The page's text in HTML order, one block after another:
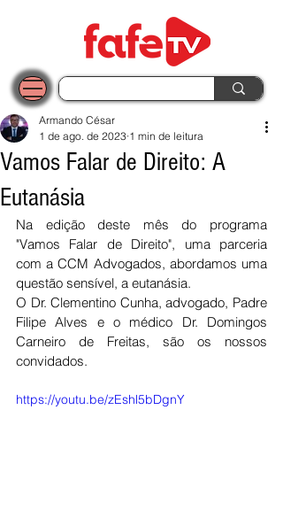
Vamos Falar de Direito: A
Eutanásia
Armando César
1 de ago. de 2023 1 min de leitura
Na edição deste mês do programa
"Vamos Falar de Direito", uma parceria
com a CCM Advogados, abordamos uma
questão sensível, a eutanásia.
O Dr. Clementino Cunha, advogado, Padre
Filipe Alves e o médico Dr. Domingos
Carneiro de Freitas, são os nossos
convidados.
https://youtu.be/zEshl5bDgnY